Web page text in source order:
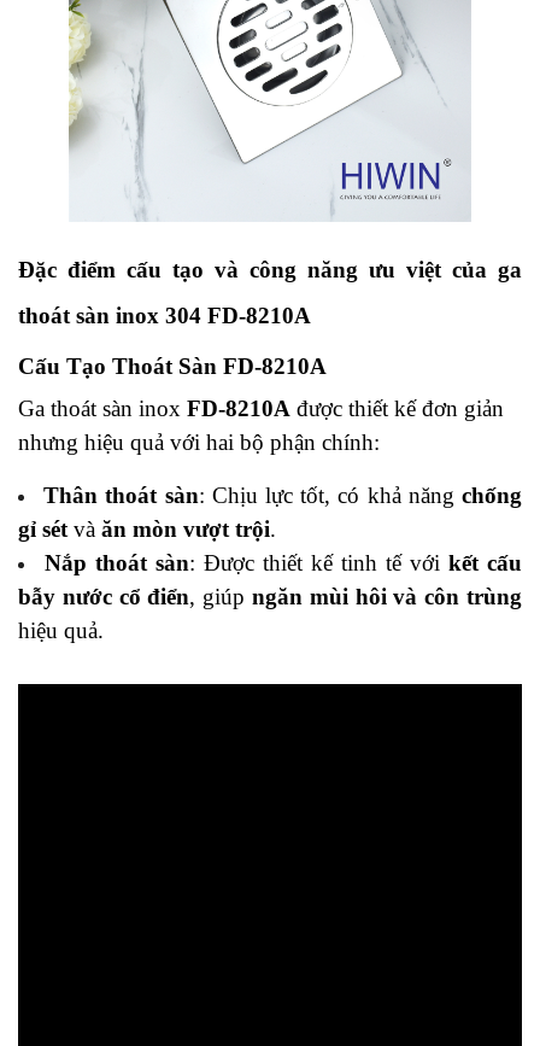
Đặc điểm cấu tạo và công năng ưu việt của ga
thoát sàn inox 304 FD-8210A
Cấu Tạo Thoát Sàn FD-8210A
Ga thoát sàn inox FD-8210A được thiết kế đơn giản
nhưng hiệu quả với hai bộ phận chính:
Thân thoát sàn: Chịu lực tốt, có khả năngchống
gỉ sétvà ăn mòn vượt trội.
Nắp thoát sàn: Được thiết kế tinh tế với kết cấu
bẫy nước cổ điển, giúpngăn mùi hôi và côn trùng
hiệu quả.